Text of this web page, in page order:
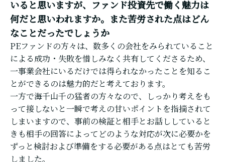
いると思いますが、ファンド投資先で働く魅力は
何だと思いわれますか。また苦労された点はどん
なことだったでしょうか
PEファンドの方々は、数多くの会社をみられていること
による成功・失敗を惜しみなく共有してくださるため、
一事業会社にいるだけでは得られなかったことを知るこ
とができるのは魅力的だと考えております。
一方で海千山千の猛者の方々なので、しっかり考えをも
って接しないと一瞬で考えの甘いポイントを指摘されて
しまいますので、事前の検証と相手とお話ししていると
きも相手の回答によってどのような対応が次に必要かを
ずっと検討および準備をする必要がある点はとても苦労
しました。